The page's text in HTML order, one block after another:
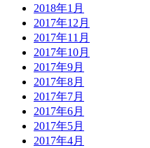
2018年1月
2017年12月
2017年11月
2017年10月
2017年9月
2017年8月
2017年7月
2017年6月
2017年5月
2017年4月